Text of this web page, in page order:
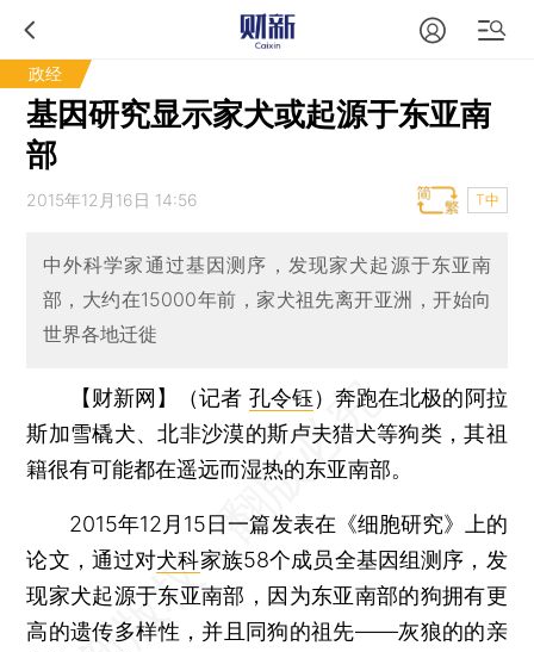
政经
基因研究显示家犬或起源于东亚南
部
2015年12月16日 14:56 T中
中外科学家通过基因测序，发现家犬起源于东亚南
部，大约在15000年前，家犬祖先离开亚洲，开始向
世界各地迁徙
【财新网】（记者 孔令钰） 奔跑在北极的阿拉
斯加雪橇犬、北非沙漠的斯卢夫猎犬等狗类，其祖
籍很有可能都在遥远而湿热的东亚南部。
2015年12月15日一篇发表在《细胞研究》上的
论文，通过对犬科家族58个成员全基因组测序，发
现家犬起源于东亚南部，因为东亚南部的狗拥有更
高的遗传多样性，并且同狗的祖先——灰狼的的亲